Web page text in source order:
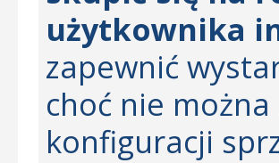
użytkownika
zapewnić
choć nie
konfiguracji